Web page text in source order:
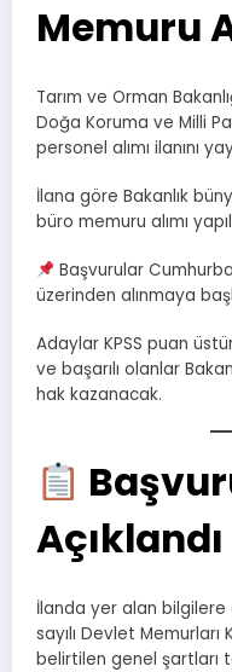
Memuru
Tarım ve Orman
Doğa Koruma ve Milli
personel alımı ilanını
İlana göre Bakanlık
büro memuru alımı
Başvurular
üzerinden alınmaya
Adaylar KPSS puan
ve başarılı olanlar
hak kazanacak.
Açıklandı
İlanda yer alan bilgilere
sayılı Devlet
belirtilen genel şartları